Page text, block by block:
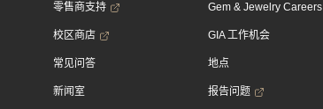
零售商支持
校区商店
常见问答
新闻室
Gem & Jewelry Careers
GIA 工作机会
地点
报告问题